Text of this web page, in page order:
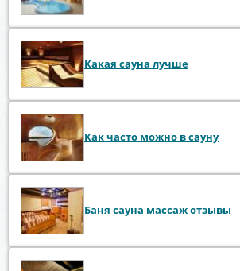
Какая сауна лучше
Как часто можно в сауну
Баня сауна массаж отзывы